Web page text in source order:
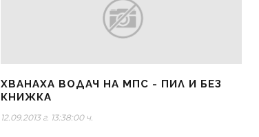
ХВАНАХА ВОДАЧ НА МПС - ПИЛ И БЕЗ
КНИЖКА
12.09.2013 г. 13:38:00 ч.